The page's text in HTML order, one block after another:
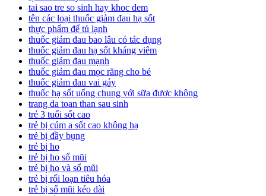
tai sao tre so sinh hay khoc dem
tên các loại thuốc giảm đau hạ sốt
thực phẩm để tủ lạnh
thuốc giảm đau bao lâu có tác dụng
thuốc giảm đau hạ sốt kháng viêm
thuốc giảm đau mạnh
thuốc giảm đau mọc răng cho bé
thuốc giảm đau vai gáy
thuốc hạ sốt uống chung với sữa được không
trang da toan than sau sinh
trẻ 3 tuổi sốt cao
trẻ bị cúm a sốt cao không hạ
trẻ bị đầy bụng
trẻ bị ho
trẻ bị ho sổ mũi
trẻ bị ho và sổ mũi
trẻ bị rối loạn tiêu hóa
trẻ bị sổ mũi kéo dài